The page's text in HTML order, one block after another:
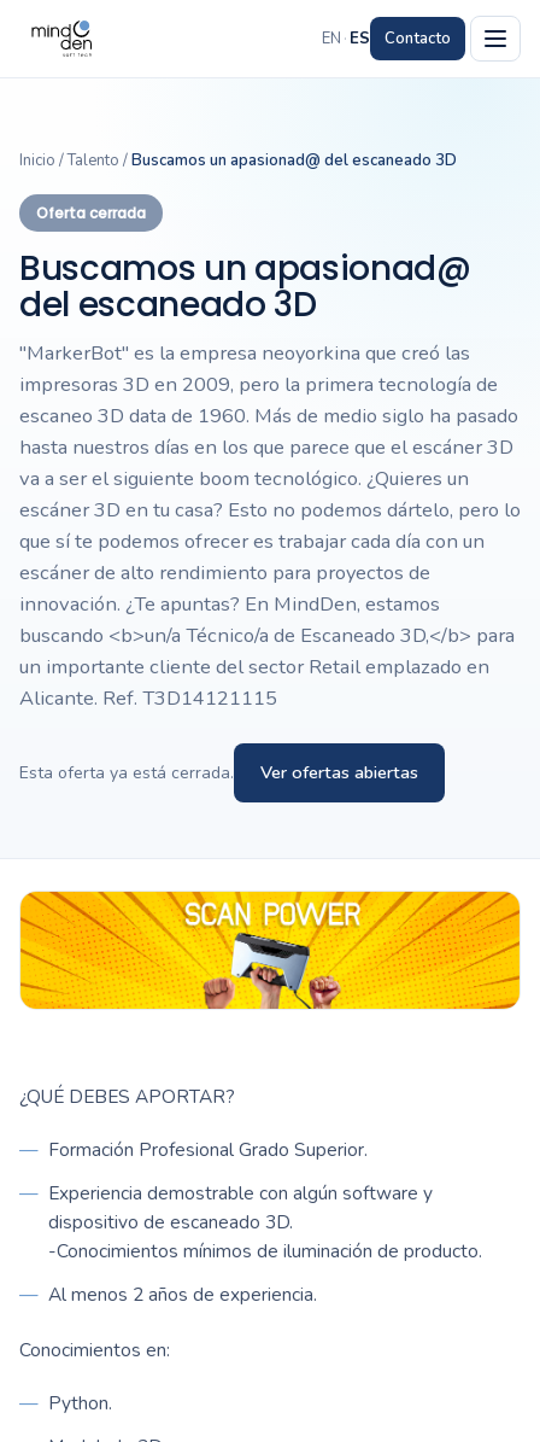
EN · ES Contacto
Inicio /Talento /Buscamos un apasionad@ del escaneado 3D
Oferta cerrada
Buscamos un apasionad@
del escaneado 3D
"MarkerBot" es la empresa neoyorkina que creó las
impresoras 3D en 2009, pero la primera tecnología de
escaneo 3D data de 1960. Más de medio siglo ha pasado
hasta nuestros días en los que parece que el escáner 3D
va a ser el siguiente boom tecnológico. ¿Quieres un
escáner 3D en tu casa? Esto no podemos dártelo, pero lo
que sí te podemos ofrecer es trabajar cada día con un
escáner de alto rendimiento para proyectos de
innovación. ¿Te apuntas? En MindDen, estamos
buscando <b>un/a Técnico/a de Escaneado 3D,</b> para
un importante cliente del sector Retail emplazado en
Alicante. Ref. T3D14121115
Esta oferta ya está cerrada. Ver ofertas abiertas
¿QUÉ DEBES APORTAR?
Formación Profesional Grado Superior.
Experiencia demostrable con algún software y
dispositivo de escaneado 3D.
-Conocimientos mínimos de iluminación de producto.
Al menos 2 años de experiencia.
Conocimientos en:
Python.